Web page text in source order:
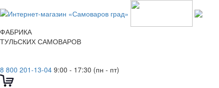
ФАБРИКА
ТУЛЬСКИХ САМОВАРОВ
8 800 201-13-04 9:00 - 17:30 (пн - пт)